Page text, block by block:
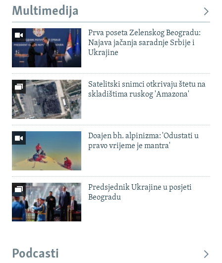
Multimedija
Prva poseta Zelenskog Beogradu:
Najava jačanja saradnje Srbije i
Ukrajine
Satelitski snimci otkrivaju štetu na
skladištima ruskog 'Amazona'
Doajen bh. alpinizma: 'Odustati u
pravo vrijeme je mantra'
Predsjednik Ukrajine u posjeti
Beogradu
Podcasti